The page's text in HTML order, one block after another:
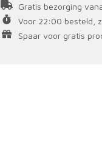
aantalGratis bezorging
Voor 22:00 besteld,
Spaar voor gratis